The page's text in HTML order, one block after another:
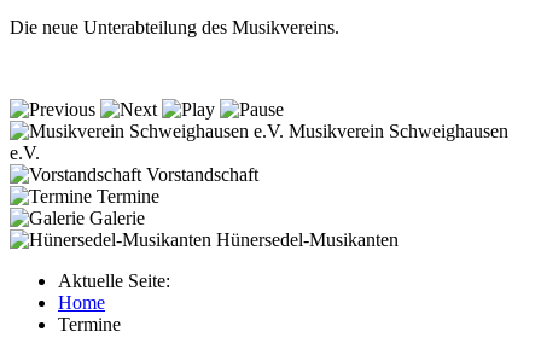
Die neue Unterabteilung des Musikvereins.
Musikverein Schweighausen
e.V.
Vorstandschaft
Termine
Galerie
Hünersedel-Musikanten
Aktuelle Seite:
Home
Termine